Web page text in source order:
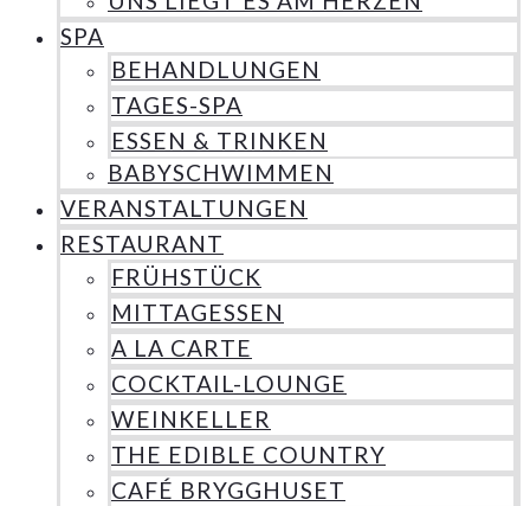
SPA
BEHANDLUNGEN
TAGES-SPA
ESSEN & TRINKEN
BABYSCHWIMMEN
VERANSTALTUNGEN
RESTAURANT
FRÜHSTÜCK
MITTAGESSEN
A LA CARTE
COCKTAIL-LOUNGE
WEINKELLER
THE EDIBLE COUNTRY
CAFÉ BRYGGHUSET